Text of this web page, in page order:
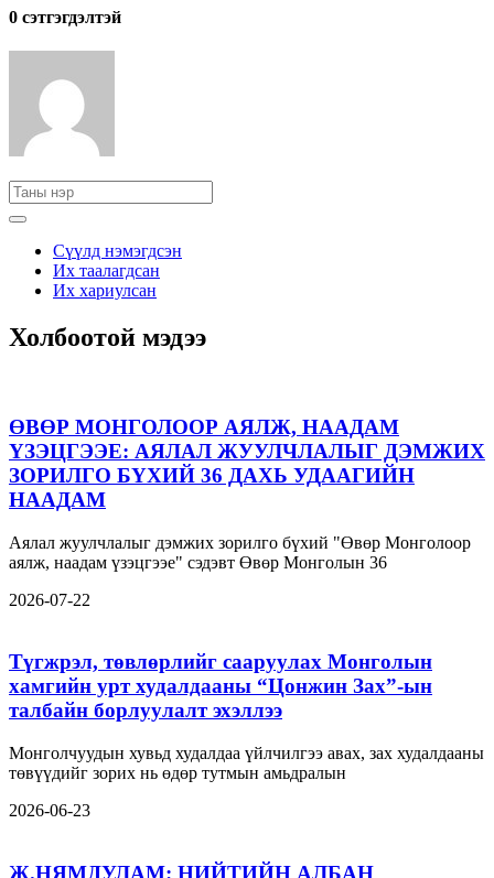
0 cэтгэгдэлтэй
Сүүлд нэмэгдсэн
Их таалагдсан
Их хариулсан
Холбоотой мэдээ
ӨВӨР МОНГОЛООР АЯЛЖ, НААДАМ
ҮЗЭЦГЭЭЕ: АЯЛАЛ ЖУУЛЧЛАЛЫГ ДЭМЖИХ
ЗОРИЛГО БҮХИЙ 36 ДАХЬ УДААГИЙН
НААДАМ
Аялал жуулчлалыг дэмжих зорилго бүхий "Өвөр Монголоор
аялж, наадам үзэцгээе" сэдэвт Өвөр Монголын 36
2026-07-22
Түгжрэл, төвлөрлийг сааруулах Монголын
хамгийн урт худалдааны “Цонжин Зах”-ын
талбайн борлуулалт эхэллээ
Монголчуудын хувьд худалдаа үйлчилгээ авах, зах худалдааны
төвүүдийг зорих нь өдөр тутмын амьдралын
2026-06-23
Ж.НЯМДУЛАМ: НИЙТИЙН АЛБАН